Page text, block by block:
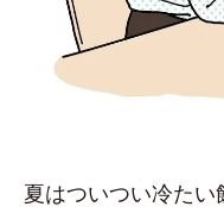
夏はついつい冷た